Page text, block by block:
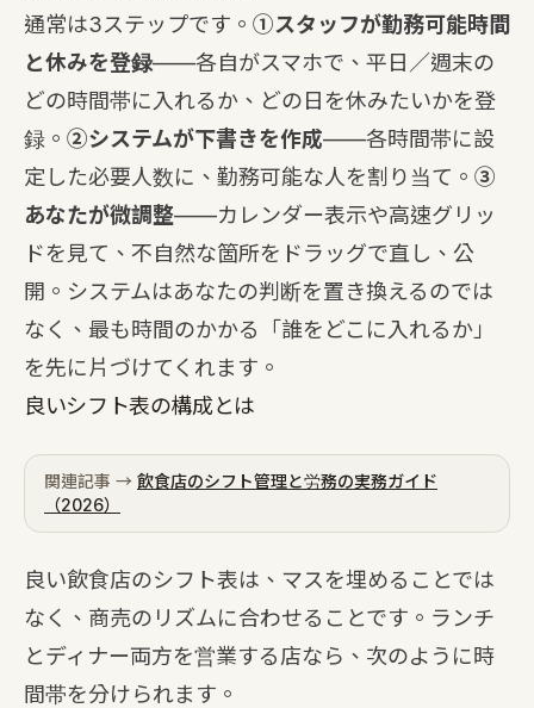
通常は3ステップです。 ①スタッフが勤務可能時間
と休みを登録——各自がスマホで、平日／週末の
どの時間帯に入れるか、どの日を休みたいかを登
録。 ②システムが下書きを作成——各時間帯に設
定した必要人数に、勤務可能な人を割り当て。 ③
あなたが微調整——カレンダー表示や高速グリッ
ドを見て、不自然な箇所をドラッグで直し、公
開。システムはあなたの判断を置き換えるのでは
なく、最も時間のかかる「誰をどこに入れるか」
を先に片づけてくれます。
良いシフト表の構成とは
関連記事 → 飲食店のシフト管理と労務の実務ガイド
（2026）
良い飲食店のシフト表は、マスを埋めることでは
なく、商売のリズムに合わせることです。ランチ
とディナー両方を営業する店なら、次のように時
間帯を分けられます。